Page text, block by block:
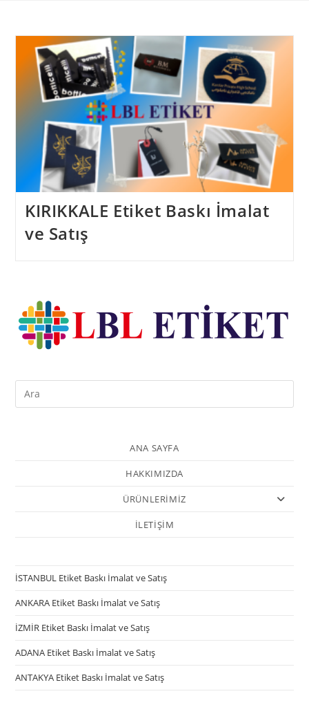
KIRIKKALE Etiket Baskı İmalat
ve Satış
ANA SAYFA
HAKKIMIZDA
ÜRÜNLERİMİZ
İLETİŞİM
İSTANBUL Etiket Baskı İmalat ve Satış
ANKARA Etiket Baskı İmalat ve Satış
İZMİR Etiket Baskı İmalat ve Satış
ADANA Etiket Baskı İmalat ve Satış
ANTAKYA Etiket Baskı İmalat ve Satış